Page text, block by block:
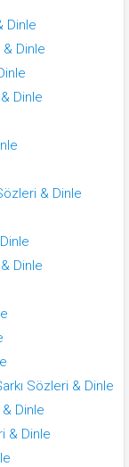
Dinle
& Dinle
Dinle
& Dinle
Dinle
Sözleri & Dinle
Dinle
& Dinle